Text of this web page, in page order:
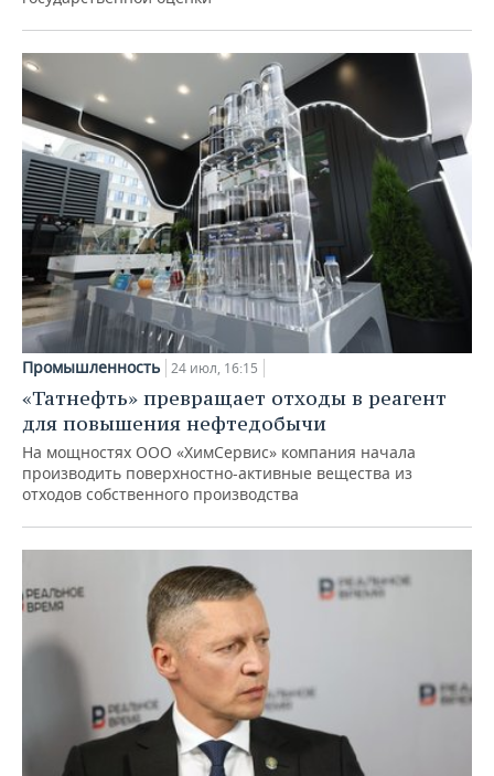
Промышленность 24 июл, 16:15
«Татнефть» превращает отходы в реагент
для повышения нефтедобычи
На мощностях ООО «ХимСервис» компания начала
производить поверхностно-активные вещества из
отходов собственного производства